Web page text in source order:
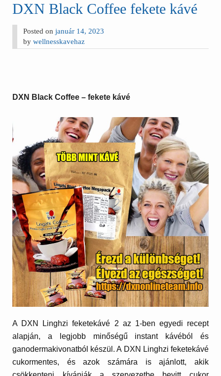
DXN Black Coffee fekete kávé
Posted onjanuár 14, 2023
bywellnesskavehaz
DXN Black Coffee – fekete kávé
A DXN Linghzi feketekávé 2 az 1-ben egyedi recept
alapján, a legjobb minőségű instant kávéból és
ganodermakivonatból készül. A DXN Linghzi feketekávé
cukormentes, és azok számára is ajánlott, akik